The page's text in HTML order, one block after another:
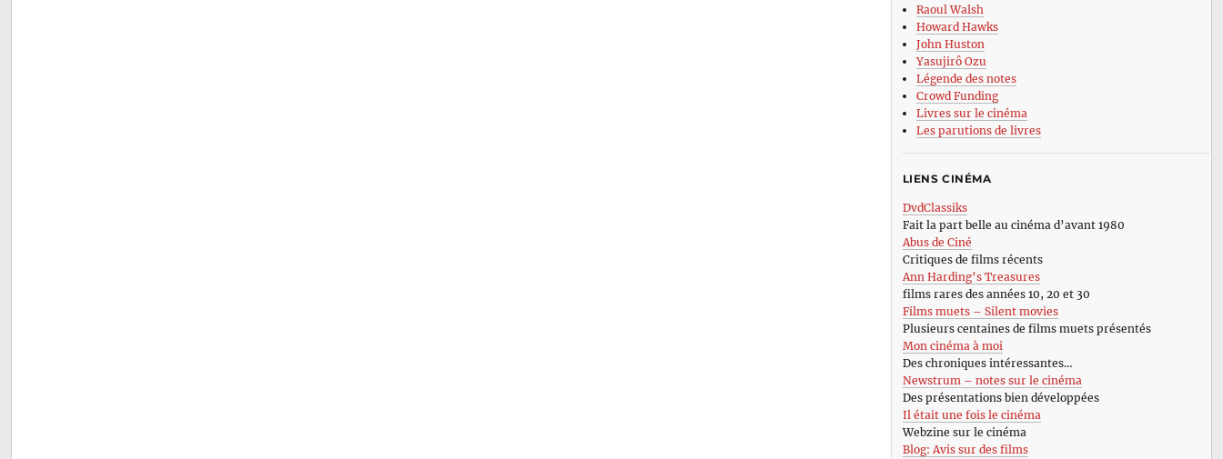
Raoul Walsh
Howard Hawks
John Huston
Yasujirô Ozu
Légende des notes
Crowd Funding
Livres sur le cinéma
Les parutions de livres
LIENS CINÉMA
DvdClassiks
Fait la part belle au cinéma d’avant 1980
Abus de Ciné
Critiques de films récents
Ann Harding’s Treasures
films rares des années 10, 20 et 30
Films muets – Silent movies
Plusieurs centaines de films muets présentés
Mon cinéma à moi
Des chroniques intéressantes…
Newstrum – notes sur le cinéma
Des présentations bien développées
Il était une fois le cinéma
Webzine sur le cinéma
Blog: Avis sur des films